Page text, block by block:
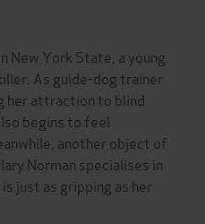
New York State, a young
As guide-dog trainer
her attraction to blind
begins to feel
another object of
Norman specialises in
just as gripping as her